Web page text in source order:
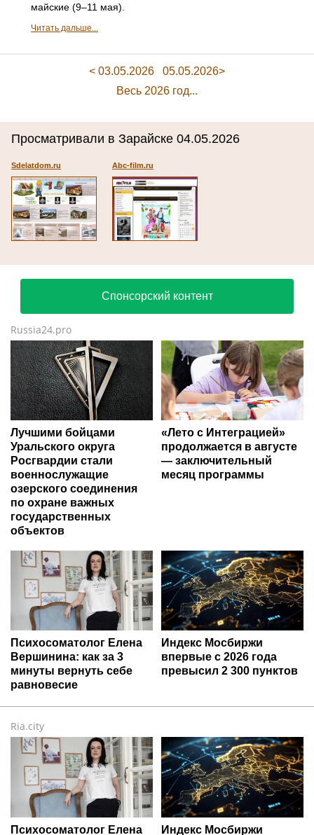
майские (9–11 мая).
Читать дальше...
< 03.05.2026
05.05.2026>
Весь 2026 год...
Просматривали в Зарайске 04.05.2026
Sdelatdom.ru Abc-film.ru
Спонсорский контент
Russia24.pro
Лучшими бойцами
Уральского округа
Росгвардии стали
военнослужащие
озерского соединения
по охране важных
государственных
объектов
«Лето с Интеграцией»
продолжается в августе
— заключительный
месяц программы
Психосоматолог Елена
Вершинина: как за 3
минуты вернуть себе
равновесие
Индекс Мосбиржи
впервые с 2026 года
превысил 2 300 пунктов
Ria.city
Психосоматолог Елена
Индекс Мосбиржи